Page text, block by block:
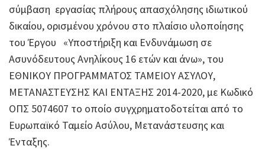
σύμβαση εργασίας πλήρους απασχόλησης ιδιωτικού
δικαίου, ορισμένου χρόνου στο πλαίσιο υλοποίησης
του Έργου «Υποστήριξη και Ενδυνάμωση σε
Ασυνόδευτους Ανηλίκους 16 ετών και άνω», του
ΕΘΝΙΚΟΥ ΠΡΟΓΡΑΜΜΑΤΟΣ ΤΑΜΕΙΟΥ ΑΣΥΛΟΥ,
ΜΕΤΑΝΑΣΤΕΥΣΗΣ ΚΑΙ ΕΝΤΑΞΗΣ 2014-2020, με Κωδικό
ΟΠΣ 5074607 το οποίο συγχρηματοδοτείται από το
Ευρωπαϊκό Ταμείο Ασύλου, Μετανάστευσης και
Ένταξης.